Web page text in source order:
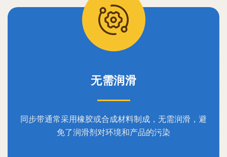
无需润滑
同步带通常采用橡胶或合成材料制成，无需润滑，避
免了润滑剂对环境和产品的污染